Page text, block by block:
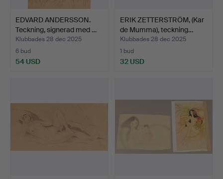
EDVARD ANDERSSON.
Teckning, signerad med …
Klubbades 28 dec 2025
6 bud
54 USD
ERIK ZETTERSTRÖM, (Kar
de Mumma), teckning…
Klubbades 28 dec 2025
1 bud
32 USD